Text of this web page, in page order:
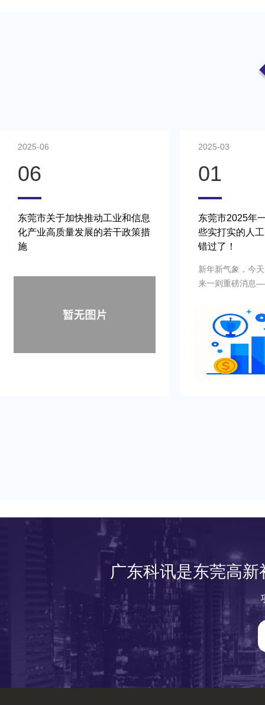
2025-03
01
东莞市2025年一号文发布，这
些实打实的人工智能政策补贴别
错过了！
莞未来的发展指明了方向，更蕴含着
下来，就让我们一起解读2025年“一
2025-01
11
2024年东莞市
智能工厂（车
指南
围绕市政府“加快
质量建设国际科
为引领，加力推
赋能我市制造业
进新型工业化新
工业和信息化产
工厂（车间）项
广东科讯是东莞高